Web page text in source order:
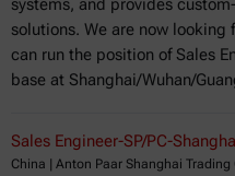
systems, and provides
solutions. We are now
can run the position of Sales
base at Shanghai/Wuhan/
Sales Engineer-SP/PC-
China | Anton Paar Shanghai Trading